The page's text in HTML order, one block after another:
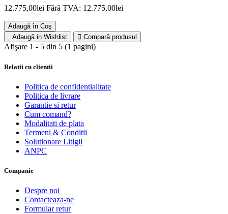
12.775,00lei Fără TVA: 12.775,00lei
Adaugă în Coş
Adaugă in Wishlist
Compară produsul
Afişare 1 - 5 din 5 (1 pagini)
Relatii cu clientii
Politica de confidentialitate
Politica de livrare
Garantie si retur
Cum comand?
Modalitati de plata
Termeni & Conditii
Solutionare Litigii
ANPC
Companie
Despre noi
Contacteaza-ne
Formular retur